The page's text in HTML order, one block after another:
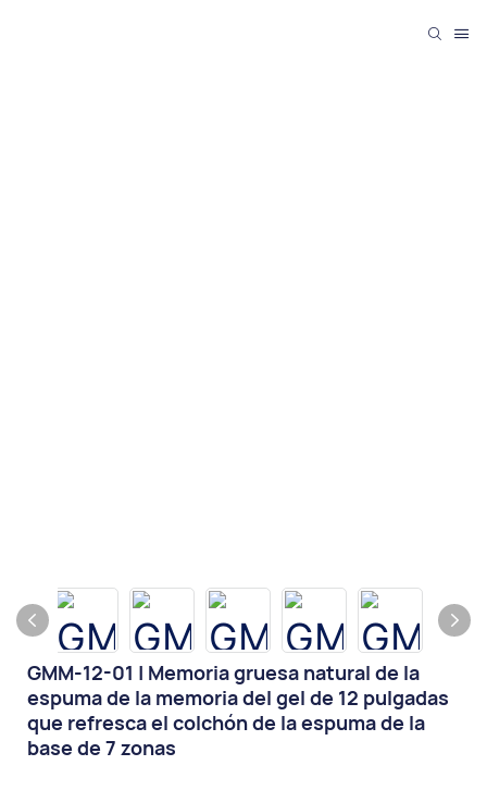
GMM-12-01 | Memoria gruesa natural de la
espuma de la memoria del gel de 12 pulgadas
que refresca el colchón de la espuma de la
base de 7 zonas